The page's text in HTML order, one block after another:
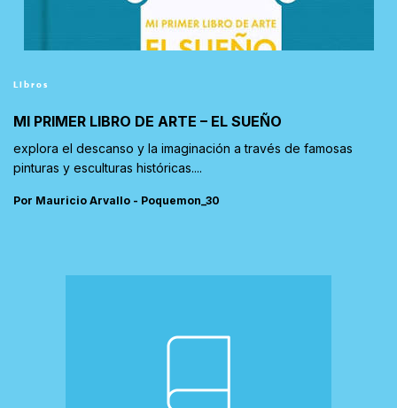
Libros
MI PRIMER LIBRO DE ARTE – EL SUEÑO
explora el descanso y la imaginación a través de famosas
pinturas y esculturas históricas....
Por Mauricio Arvallo - Poquemon_30